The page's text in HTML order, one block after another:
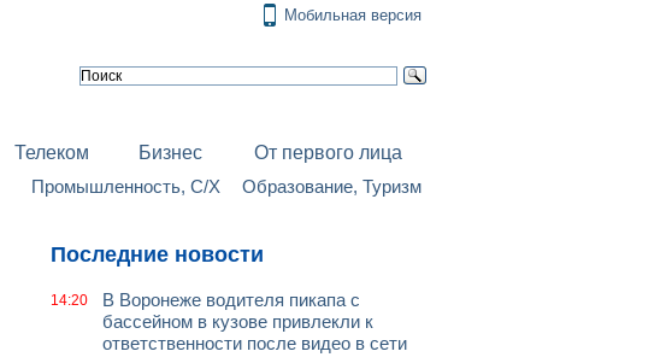
Мобильная версия
Телеком Бизнес
От первого лица
Промышленность, С/Х Образование, Туризм
Последние новости
14:20
В Воронеже водителя пикапа с
бассейном в кузове привлекли к
ответственности после видео в сети